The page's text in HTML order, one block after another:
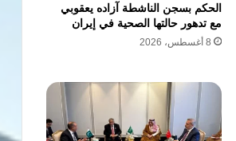
الحكم بسجن الناشطة آزاده يعقوبي
مع تدهور حالتها الصحية في إيران
8 أغسطس، 2026